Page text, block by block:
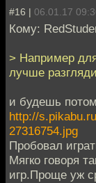
#16 | 06.01.17
Кому:
> Например
лучше
и будешь потом
http://
27316754.jpg
Пробовал
Мягко говоря
игр.Проще уж